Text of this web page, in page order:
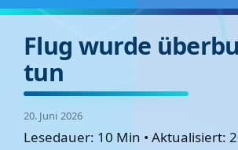
Flug wurde
tun
20. Juni 2026
Lesedauer: 10 Min • Aktualisiert: